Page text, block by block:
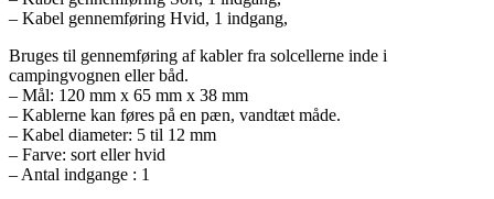
– Kabel gennemføring Hvid, 1 indgang,
Bruges til gennemføring af kabler fra solcellerne inde i
campingvognen eller båd.
– Mål: 120 mm x 65 mm x 38 mm
– Kablerne kan føres på en pæn, vandtæt måde.
– Kabel diameter: 5 til 12 mm
– Farve: sort eller hvid
– Antal indgange : 1